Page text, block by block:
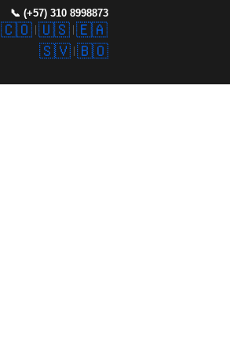
🇨🇴 🇺🇸 🇪🇦
🇸🇻 🇧🇴
📞 (+57) 310 8998873